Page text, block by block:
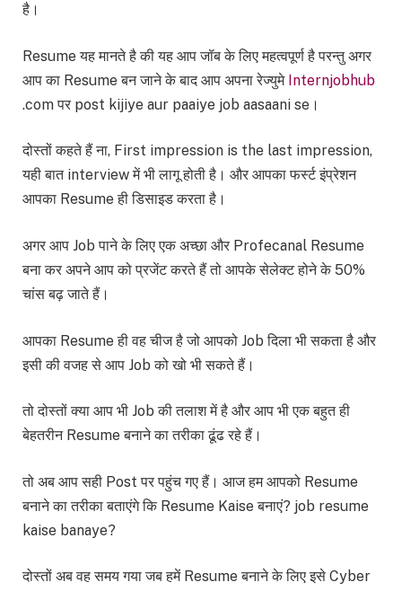
है।
Resume यह मानते है की यह आप जॉब के लिए महत्वपूर्ण है परन्तु अगर
आप का Resume बन जाने के बाद आप अपना रेज्युमे Internjobhub
.com पर post kijiye aur paaiye job aasaani se।
दोस्तों कहते हैं ना, First impression is the last impression,
यही बात interview में भी लागू होती है। और आपका फर्स्ट इंप्रेशन
आपका Resume ही डिसाइड करता है।
अगर आप Job पाने के लिए एक अच्छा और Profecanal Resume
बना कर अपने आप को प्रजेंट करते हैं तो आपके सेलेक्ट होने के 50%
चांस बढ़ जाते हैं।
आपका Resume ही वह चीज है जो आपको Job दिला भी सकता है और
इसी की वजह से आप Job को खो भी सकते हैं।
तो दोस्तों क्या आप भी Job की तलाश में है और आप भी एक बहुत ही
बेहतरीन Resume बनाने का तरीका ढूंढ रहे हैं।
तो अब आप सही Post पर पहुंच गए हैं। आज हम आपको Resume
बनाने का तरीका बताएंगे कि Resume Kaise बनाएं? job resume
kaise banaye?
दोस्तों अब वह समय गया जब हमें Resume बनाने के लिए इसे Cyber